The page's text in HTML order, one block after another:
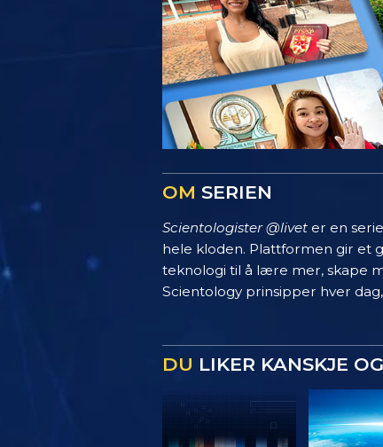
OM SERIEN
Scientologister @livet er en
hele kloden. Plattformen gir et
teknologi til å lære mer, skape
Scientology prinsipper hver
DU LIKER KANSKJE